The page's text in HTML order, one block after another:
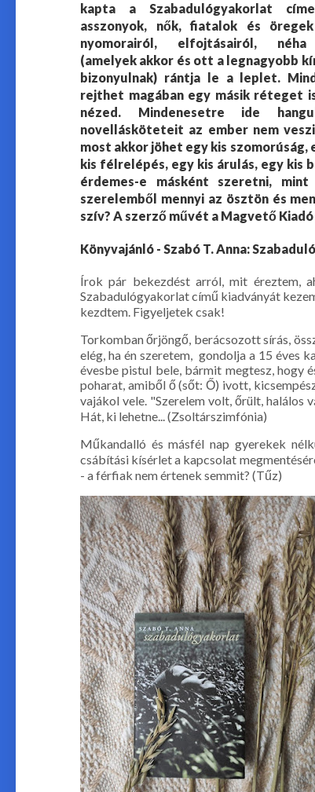
kapta a Szabadulógyakorlat
asszonyok, nők, fiatalok és
nyomorairól, elfojtásairól, néha
(amelyek akkor és ott a legnagyobb
bizonyulnak) rántja le a leplet.
rejthet magában egy másik réteget
nézed. Mindenesetre ide
novellásköteteit az ember nem
most akkor jöhet egy kis szomorúság,
kis félrelépés, egy kis árulás, egy kis
érdemes-e másként szeretni,
szerelemből mennyi az ösztön és
szív? A szerző művét a Magvető
Könyvajánló - Szabó T. Anna:
Írok pár bekezdést arról, mit éreztem,
Szabadulógyakorlat című kiadványát
kezdtem. Figyeljetek csak!
Torkomban őrjöngő, berácsozott sírás,
elég, ha én szeretem, gondolja a 15 éves
évesbe pistul bele, bármit megtesz, hogy
poharat, amiből ő (sőt: Ő) ivott,
vajákol vele. "Szerelem volt, őrült, halálos
Hát, ki lehetne... (Zsoltárszimfónia)
Műkandalló és másfél nap gyerekek
csábítási kísérlet a kapcsolat
- a férfiak nem értenek semmit? (Tűz)